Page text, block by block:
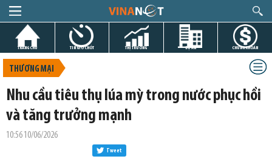
TRANG CHỦ TIN GIỜ CHÓT THỊ TRƯỜNG DỰ ÁN CHỨNG KHOÁN
THƯƠNG MẠI
Nhu cầu tiêu thụ lúa mỳ trong nước phục hồi
và tăng trưởng mạnh
10:56 10/06/2026
Tweet